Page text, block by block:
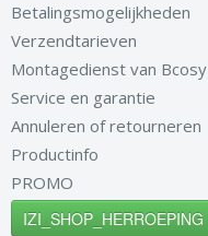
Betalingsmogelijkheden
Verzendtarieven
Montagedienst van Bcosy
Service en garantie
Annuleren of retourneren
Productinfo
PROMO
IZI_SHOP_HERROEPING